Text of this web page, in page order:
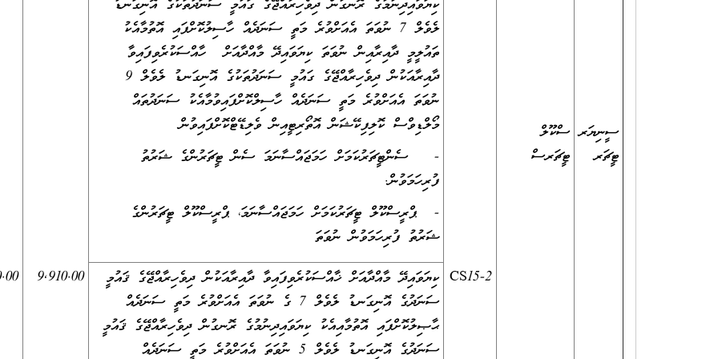
ސީނިޔަރ
ޓީޗަރ
ސްކޫލް
ޓީޗަރސް
CS15-2
ކިޔަވައިދިނުމުގެ ރޮނގުން ދިވެހިރާއްޖޭގެ ގައުމީ ސަނަދުތަކުގެ އޮނިގަނޑު
ލެވެލް 7 ނުވަތަ އެއަށްވުރެ މަތީ ސަނަދެއް ހާސިލުކޮށްފައި އޮތުމާއެކު
ތައުލީމީ ދާއިރާއިން ނުވަތަ ކިޔަވައިދޭ މާއްދާއަށް ހާއްސަކުރެވިފައިވާ
ދާއިރާއަކުން ދިވެހިރާއްޖޭގެ ގައުމީ ސަނަދުތަކުގެ އޮނިގަނޑު ލެވެލް 9
ނުވަތަ އެއަށްވުރެ މަތީ ސަނަދެއް ހާސިލްކޮށްފައިވުމާއެކު ސަނަދުތައް
މޯލްޑިވްސް ކޮލިފިކޭޝަން އޮތޯރިޓީއިން ވެލިޑޭޓްކޮށްފައިވުން
- ސެންޓީޗަރުކަމަށް ހަމަޖައްސާނަމަ ސެން ޓީޗަރުންގެ ޝަރުތު
ފުރިހަމަވުން.
- ޕްރީސްކޫލް ޓީޗަރުކަމަށް ހަމަޖައްސާނަމަ، ޕްރީސްކޫލް ޓީޗަރުންގެ
ޝަރުތު ފުރިހަމަވުން ނުވަތަ
9,910.00
ކިޔަވައިދޭ މާއްދާއަށް ޚާއްސަކުރެވިފައިވާ ދާއިރާއަކުން ދިވެހިރާއްޖޭގެ ޤައުމީ
ސަނަދުގެ އޮނިގަނޑު ލެވެލް 7 ގެ ނުވަތަ އެއަށްވުރެ މަތީ ސަނަދެއް
ޙާޞިލުކޮށްފައި އޮތުމާއިއެކު ކިޔަވައިދިނުމުގެ ރޮނގުން ދިވެހިރާއްޖޭގެ ޤައުމީ
ސަނަދުގެ އޮނިގަނޑު ލެވެލް 5 ނުވަތަ އެއަށްވުރެ މަތީ ސަނަދެއް